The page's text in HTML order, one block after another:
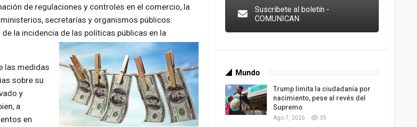
de regulaciones y controles en el comercio, la
secretarías y organismos públicos:
la incidencia de las políticas públicas en la
las medidas
sobre su
y
a
en
Suscribete al boletín -
COMUNICAN
Mundo
Trump limita la ciudadanía por
nacimiento, pese al revés del
Supremo
Ago 7, 2026 35